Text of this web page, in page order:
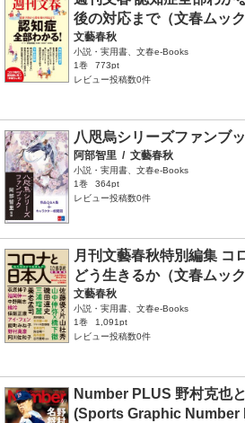
後の対応まで（文春ムック
文藝春秋
小説・実用書、文春e-Books
1巻
773pt
レビュー投稿数0件
八咫烏シリーズファンブ
阿部智里 / 文藝春秋
小説・実用書、文春e-Books
1巻
364pt
レビュー投稿数0件
月刊文藝春秋特別編集 コ
どう生きるか（文春ムック
文藝春秋
小説・実用書、文春e-Books
1巻
1,091pt
レビュー投稿数0件
Number PLUS 野村克也
(Sports Graphic Number